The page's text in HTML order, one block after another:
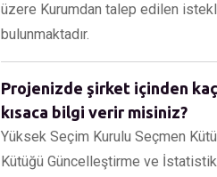
üzere Kurumdan talep edilen
bulunmaktadır.
Projenizde şirket içinden
kısaca bilgi verir misiniz?
Yüksek Seçim Kurulu Seçmen
Kütüğü Güncelleştirme ve